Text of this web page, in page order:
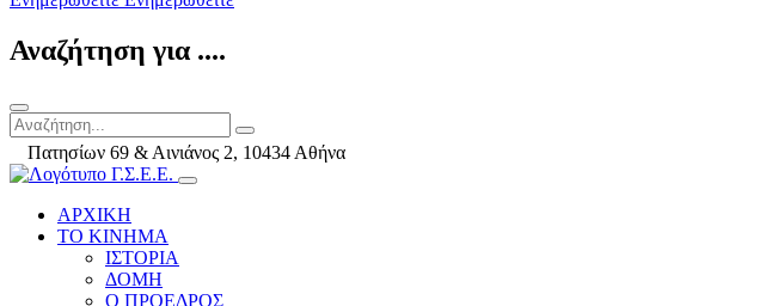
Αναζήτηση για ....
Πατησίων 69 & Αινιάνος 2, 10434 Αθήνα
ΑΡΧΙΚΗ
ΤΟ ΚΙΝΗΜΑ
ΙΣΤΟΡΙΑ
ΔΟΜΗ
Ο ΠΡΟΕΔΡΟΣ